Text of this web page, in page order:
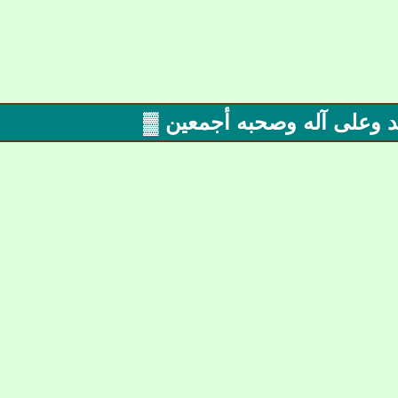
وعلى آله وصحبه أجمعين ▓